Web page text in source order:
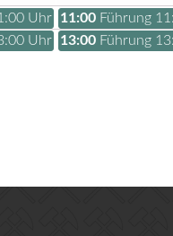
Uhr - Tickets 2026
11:00 Führung
Uhr - Tickets 2026
13:00 Führung